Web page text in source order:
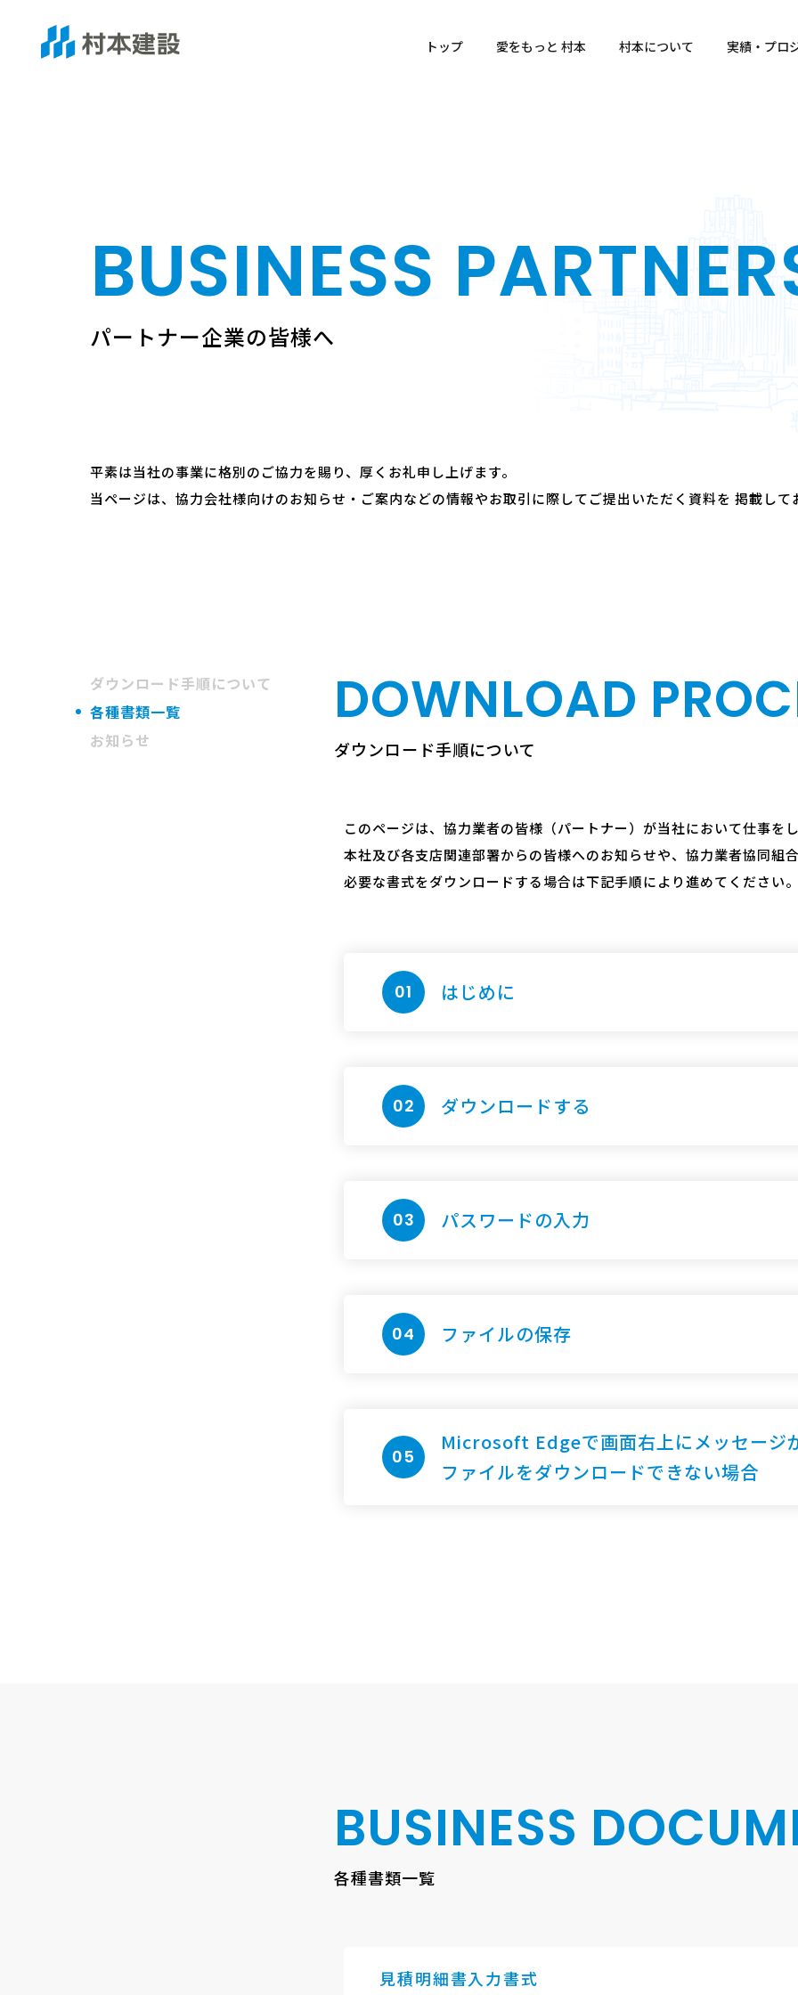
トップ 愛をもっと 村本 村本について 実績・プロ
BUSINESS
パートナー企業の皆様へ
平素は当社の事業に格別のご協力を賜り、厚くお礼申し上げます。
当ページは、協力会社様向けのお知らせ・ご案内などの情報やお取引に際してご提出いただく資料を 掲載して
ダウンロード手順について
各種書類一覧
お知らせ
DOWNLOAD
ダウンロード手順について
このページは、協力業者の皆様（パートナー）が当社において仕事を
本社及び各支店関連部署からの皆様へのお知らせや、協力業者協同組
必要な書式をダウンロードする場合は下記手順により進めてください
01 はじめに
02 ダウンロードする
03 パスワードの入力
04 ファイルの保存
05
Microsoft Edgeで画面右上にメッセージ
ファイルをダウンロードできない場合
BUSINESS
各種書類一覧
見積明細書入力書式